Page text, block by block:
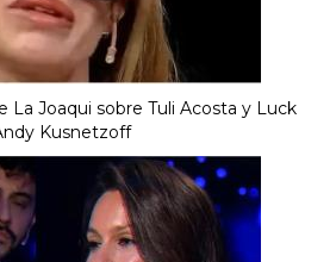
La Joaqui sobre Tuli Acosta y Luck
Kusnetzoff